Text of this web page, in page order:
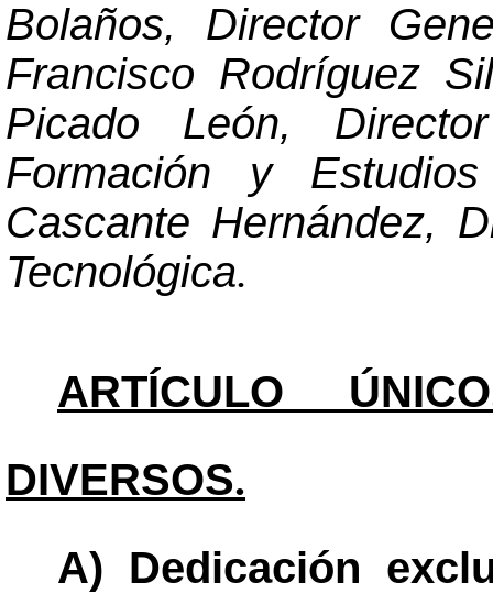
Bolaños, Director
Francisco Rodríguez
Picado León,
Formación y
Cascante Hernández,
Tecnológica.
ARTÍCULO ÚNICO
DIVERSOS.
A) Dedicación